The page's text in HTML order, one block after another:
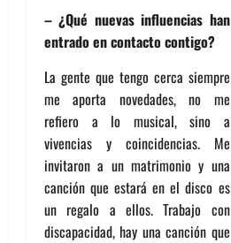
– ¿Qué nuevas influencias han
entrado en contacto contigo?
La gente que tengo cerca siempre
me aporta novedades, no me
refiero a lo musical, sino a
vivencias y coincidencias. Me
invitaron a un matrimonio y una
canción que estará en el disco es
un regalo a ellos. Trabajo con
discapacidad, hay una canción que